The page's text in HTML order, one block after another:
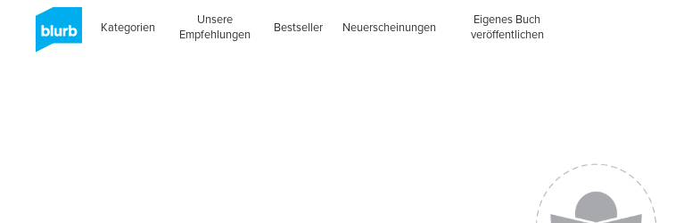
Kategorien
Unsere
Empfehlungen
Bestseller Neuerscheinungen
Eigenes Buch
veröffentlichen